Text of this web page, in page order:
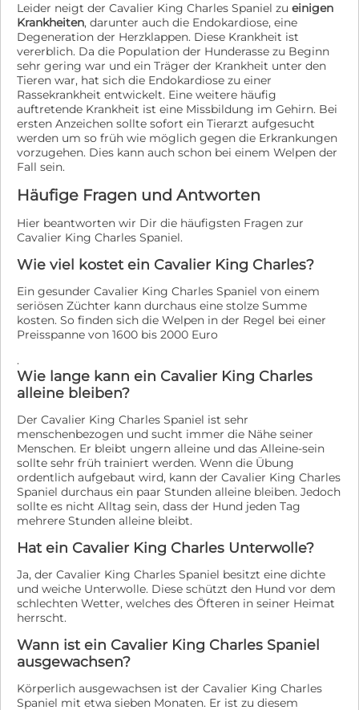
Leider neigt der Cavalier King Charles Spaniel zu einigen
Krankheiten, darunter auch die Endokardiose, eine
Degeneration der Herzklappen. Diese Krankheit ist
vererblich. Da die Population der Hunderasse zu Beginn
sehr gering war und ein Träger der Krankheit unter den
Tieren war, hat sich die Endokardiose zu einer
Rassekrankheit entwickelt. Eine weitere häufig
auftretende Krankheit ist eine Missbildung im Gehirn. Bei
ersten Anzeichen sollte sofort ein Tierarzt aufgesucht
werden um so früh wie möglich gegen die Erkrankungen
vorzugehen. Dies kann auch schon bei einem Welpen der
Fall sein.
Häufige Fragen und Antworten
Hier beantworten wir Dir die häufigsten Fragen zur
Cavalier King Charles Spaniel.
Wie viel kostet ein Cavalier King Charles?
Ein gesunder Cavalier King Charles Spaniel von einem
seriösen Züchter kann durchaus eine stolze Summe
kosten. So finden sich die Welpen in der Regel bei einer
Preisspanne von 1600 bis 2000 Euro
.
Wie lange kann ein Cavalier King Charles
alleine bleiben?
Der Cavalier King Charles Spaniel ist sehr
menschenbezogen und sucht immer die Nähe seiner
Menschen. Er bleibt ungern alleine und das Alleine-sein
sollte sehr früh trainiert werden. Wenn die Übung
ordentlich aufgebaut wird, kann der Cavalier King Charles
Spaniel durchaus ein paar Stunden alleine bleiben. Jedoch
sollte es nicht Alltag sein, dass der Hund jeden Tag
mehrere Stunden alleine bleibt.
Hat ein Cavalier King Charles Unterwolle?
Ja, der Cavalier King Charles Spaniel besitzt eine dichte
und weiche Unterwolle. Diese schützt den Hund vor dem
schlechten Wetter, welches des Öfteren in seiner Heimat
herrscht.
Wann ist ein Cavalier King Charles Spaniel
ausgewachsen?
Körperlich ausgewachsen ist der Cavalier King Charles
Spaniel mit etwa sieben Monaten. Er ist zu diesem